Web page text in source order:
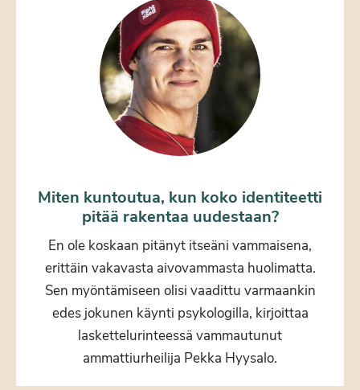
Miten kuntoutua, kun koko identiteetti
pitää rakentaa uudestaan?
En ole koskaan pitänyt itseäni vammaisena,
erittäin vakavasta aivovammasta huolimatta.
Sen myöntämiseen olisi vaadittu varmaankin
edes jokunen käynti psykologilla, kirjoittaa
laskettelurinteessä vammautunut
ammattiurheilija Pekka Hyysalo.